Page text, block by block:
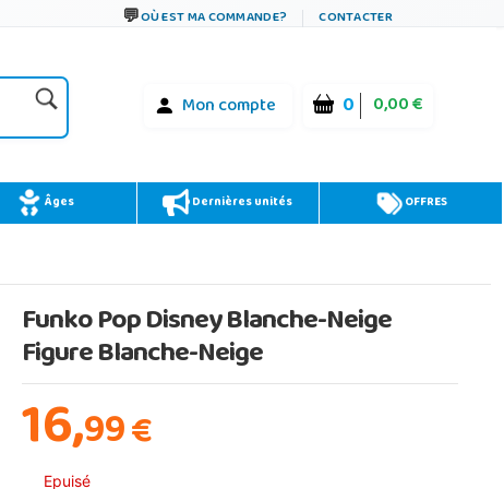
OÙ EST MA COMMANDE? CONTACTER
Mon compte 0 0,00 €
Âges Dernières unités OFFRES
Funko Pop Disney Blanche-Neige
Figure Blanche-Neige
16,99€
Epuisé